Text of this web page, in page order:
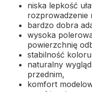
niska lepkość
rozprowadzenie
bardzo dobra
wysoka
powierzchnię
stabilność
naturalny
przednim,
komfort